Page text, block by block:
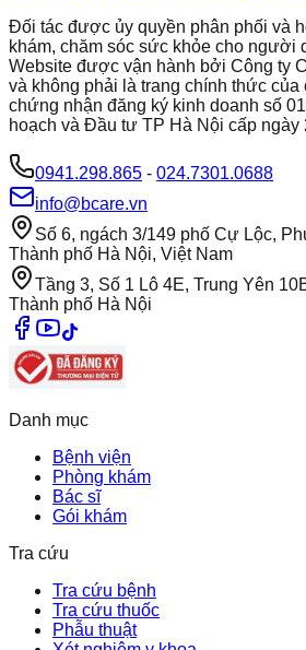
Đối tác được ủy quyền phân phối và
khám, chăm sóc sức khỏe cho người
Website được vận hành bởi Công ty
và không phải là trang chính thức
chứng nhận đăng ký kinh doanh số
hoạch và Đầu tư TP Hà Nội cấp ngày
0941.298.865 - 024.7301.0688
info@bcare.vn
Số 6, ngách 3/149 phố Cự Lộc,
Thành phố Hà Nội, Việt Nam
Tầng 3, Số 1 Lô 4E, Trung Yên
Thành phố Hà Nội
Danh mục
Bệnh viện
Phòng khám
Bác sĩ
Gói khám
Tra cứu
Tra cứu bệnh
Tra cứu thuốc
Phẫu thuật